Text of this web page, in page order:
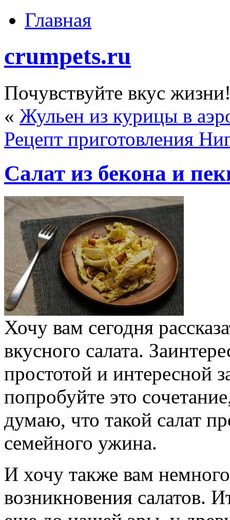
Главная
crumpets.ru
Почувствуйте вкус
« Жульен из курицы в
Рецепт приготовления
Салат из бекона и
Хочу вам сегодня
вкусного салата.
простотой и интересной
попробуйте это
думаю, что такой салат
семейного ужина.
И хочу также вам
возникновения салатов.